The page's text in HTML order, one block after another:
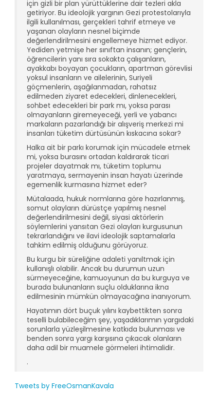
için gizli bir plan yürüttüklerine dair tezleri akla
getiriyor. Bu ideolojik yargının Gezi protestolarıyla
ilgili kullanılması, gerçekleri tahrif etmeye ve
yaşanan olayların nesnel biçimde
değerlendirilmesini engellemeye hizmet ediyor.
Yediden yetmişe her sınıftan insanın; gençlerin,
öğrencilerin yanı sıra sokakta çalışanların,
ayakkabı boyayan çocukların, apartman görevlisi
yoksul insanların ve ailelerinin, Suriyeli
göçmenlerin, aşağılanmadan, rahatsız
edilmeden ziyaret edecekleri, dinlenecekleri,
sohbet edecekleri bir park mı, yoksa parası
olmayanların giremeyeceği, yerli ve yabancı
markaların pazarlandığı bir alışveriş merkezi mi
insanları tüketim dürtüsünün kıskacına sokar?
Halka ait bir parkı korumak için mücadele etmek
mi, yoksa burasını ortadan kaldırarak ticari
projeler dayatmak mı, tüketim toplumu
yaratmaya, sermayenin insan hayatı üzerinde
egemenlik kurmasına hizmet eder?
Mütalaada, hukuk normlarına göre hazırlanmış,
somut olayların dürüstçe yapılmış nesnel
değerlendirilmesini değil, siyasi aktörlerin
söylemlerini yansıtan Gezi olayları kurgusunun
tekrarlandığını ve ilavi ideolojik saptamalarla
tahkim edilmiş olduğunu görüyoruz.
Bu kurgu bir süreliğine adaleti yanıltmak için
kullanışlı olabilir. Ancak bu durumun uzun
sürmeyeceğine, kamuoyunun da bu kurguya ve
burada bulunanların suçlu olduklarına ikna
edilmesinin mümkün olmayacağına inanıyorum.
Hayatımın dört buçuk yılını kaybettikten sonra
teselli bulabileceğim şey, yaşadıklarımın yargıdaki
sorunlarla yüzleşilmesine katkıda bulunması ve
benden sonra yargı karşısına çıkacak olanların
daha adil bir muamele görmeleri ihtimalidir.
.
Tweets by FreeOsmanKavala